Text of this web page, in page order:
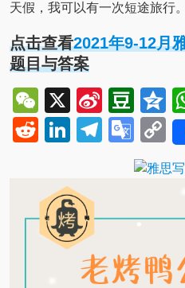
天假，我可以有一次短途旅行
点击查看2021年9-12月
题目与答案
WeChat
X
Sina
Weibo
RedditLinkedIn